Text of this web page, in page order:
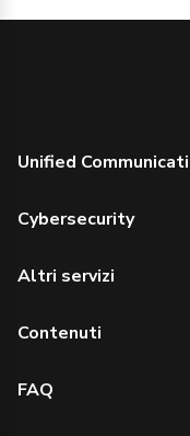
Unified
Cybersecurity
Altri servizi
Contenuti
FAQ